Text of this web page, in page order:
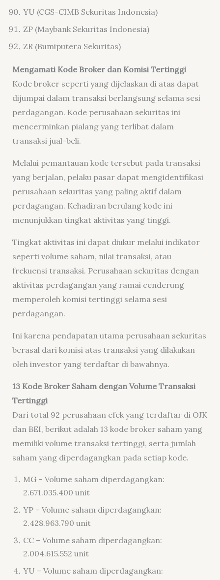
YU (CGS-CIMB Sekuritas Indonesia)
ZP (Maybank Sekuritas Indonesia)
ZR (Bumiputera Sekuritas)
Mengamati Kode Broker dan Komisi Tertinggi
Kode broker seperti yang dijelaskan di atas dapat
dijumpai dalam transaksi berlangsung selama sesi
perdagangan. Kode perusahaan sekuritas ini
mencerminkan pialang yang terlibat dalam
transaksi jual-beli.
Melalui pemantauan kode tersebut pada transaksi
yang berjalan, pelaku pasar dapat mengidentifikasi
perusahaan sekuritas yang paling aktif dalam
perdagangan. Kehadiran berulang kode ini
menunjukkan tingkat aktivitas yang tinggi.
Tingkat aktivitas ini dapat diukur melalui indikator
seperti volume saham, nilai transaksi, atau
frekuensi transaksi. Perusahaan sekuritas dengan
aktivitas perdagangan yang ramai cenderung
memperoleh komisi tertinggi selama sesi
perdagangan.
Ini karena pendapatan utama perusahaan sekuritas
berasal dari komisi atas transaksi yang dilakukan
oleh investor yang terdaftar di bawahnya.
13 Kode Broker Saham dengan Volume Transaksi
Tertinggi
Dari total 92 perusahaan efek yang terdaftar di OJK
dan BEI, berikut adalah 13 kode broker saham yang
memiliki volume transaksi tertinggi, serta jumlah
saham yang diperdagangkan pada setiap kode.
MG – Volume saham diperdagangkan:
2.671.035.400 unit
YP – Volume saham diperdagangkan:
2.428.963.790 unit
CC – Volume saham diperdagangkan:
2.004.615.552 unit
YU – Volume saham diperdagangkan: